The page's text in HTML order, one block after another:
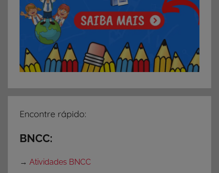
m
m
i
,
A
i
Encontre rápido:
BNCC:
→ Atividades BNCC